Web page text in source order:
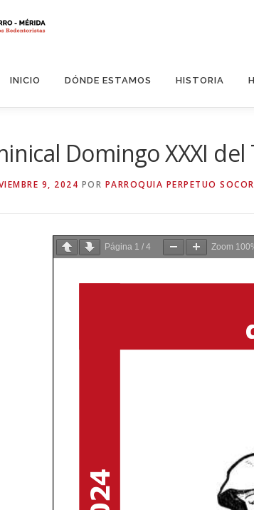
INICIO DÓNDE ESTAMOS HISTORIA
Domingo XXXI
9, 2024 POR PARROQUIA PERPETUO
Página 1 / 4 Zoom